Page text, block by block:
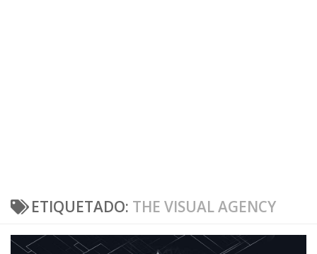
ETIQUETADO: THE VISUAL AGENCY